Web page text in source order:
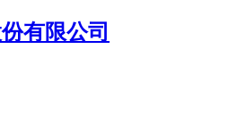
有限公司